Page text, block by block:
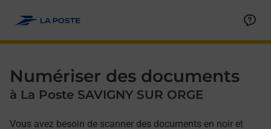
Numériser des documents
à La Poste SAVIGNY SUR ORGE
Vous avez besoin de scanner des documents en noir et